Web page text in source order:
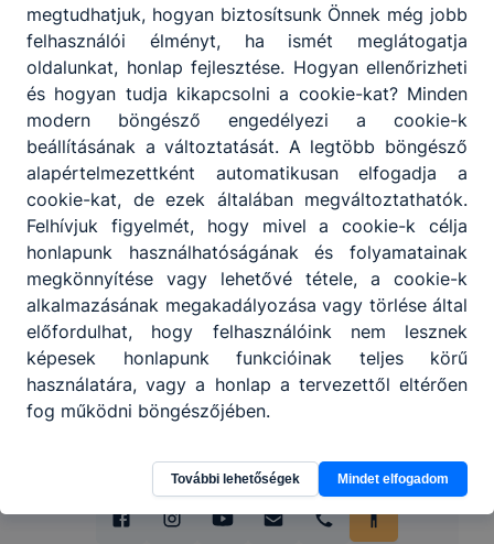
intézmények hatékonyabb energiahasználatát és a
racionálisabb energiagazdálkodást. Az épületek
energiahatékonysági fejlesztése hozzájárul a fosszilis
eneregiahordozókból származó üvegházhatású gázok
(ÜHG) kibocsátásának csökkentéséhez.
1
Partnereink
megtudhatjuk, hogyan biztosítsunk Önnek még jobb
felhasználói élményt, ha ismét meglátogatja
oldalunkat, honlap fejlesztése. Hogyan ellenőrizheti
és hogyan tudja kikapcsolni a cookie-kat? Minden
modern böngésző engedélyezi a cookie-k
beállításának a változtatását. A legtöbb böngésző
alapértelmezettként automatikusan elfogadja a
cookie-kat, de ezek általában megváltoztathatók.
Felhívjuk figyelmét, hogy mivel a cookie-k célja
honlapunk használhatóságának és folyamatainak
megkönnyítése vagy lehetővé tétele, a cookie-k
alkalmazásának megakadályozása vagy törlése által
előfordulhat, hogy felhasználóink nem lesznek
képesek honlapunk funkcióinak teljes körű
használatára, vagy a honlap a tervezettől eltérően
fog működni böngészőjében.
További lehetőségek Mindet elfogadom